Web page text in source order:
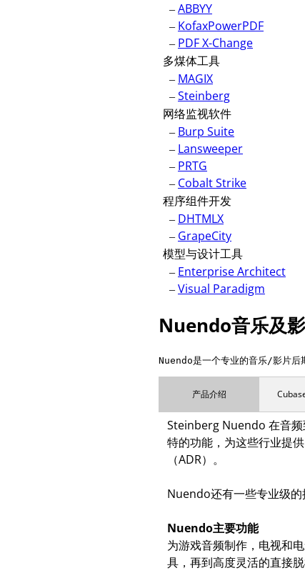
–ABBYY
– KofaxPowerPDF
– PDF X-Change
多煤体工具
– MAGIX
–Steinberg
网络监视软件
– Burp Suite
– Lansweeper
– PRTG
– Cobalt Strike
程序组件开发
– DHTMLX
– GrapeCity
模型与设计工具
– Enterprise Architect
–Visual Paradigm
Nuendo音乐及
Nuendo是一个专业的音乐/影片后
产品介绍
Steinberg Nuendo 在音频
特的功能，为这些行业提
（ADR）。
Nuendo还有一些专业级的
Nuendo主要功能
为游戏音频制作，电视和
具，再到高度灵活的直接